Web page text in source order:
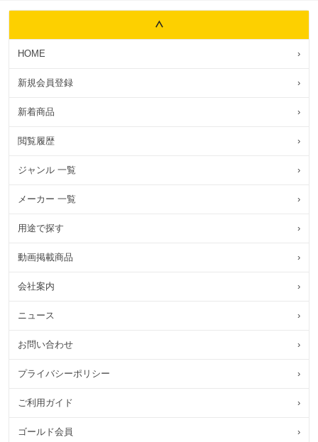
HOME ›
新規会員登録 ›
新着商品 ›
閲覧履歴 ›
ジャンル 一覧 ›
メーカー 一覧 ›
用途で探す ›
動画掲載商品 ›
会社案内 ›
ニュース ›
お問い合わせ ›
プライバシーポリシー ›
ご利用ガイド ›
ゴールド会員 ›